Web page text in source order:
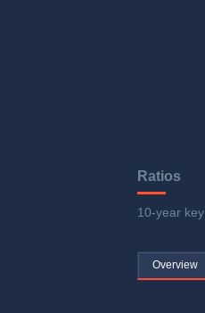
Ratios
10-year
Overview